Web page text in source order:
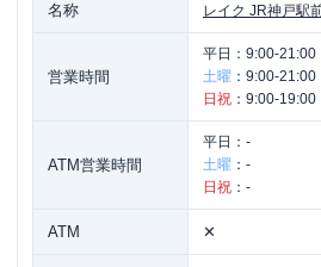
名称 レイク JR神戸駅
営業時間
平日： 9:00-21:00
土曜 ： 9:00-21:00
日祝 ： 9:00-19:00
ATM営業時間
平日： -
土曜 ： -
日祝 ： -
ATM ✕